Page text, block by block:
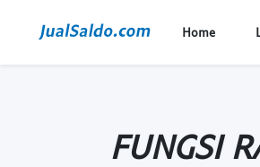
Home
FUNGSI